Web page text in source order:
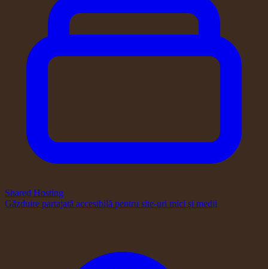
Shared Hosting
Găzduire partajată accesibilă pentru site-uri mici și medii